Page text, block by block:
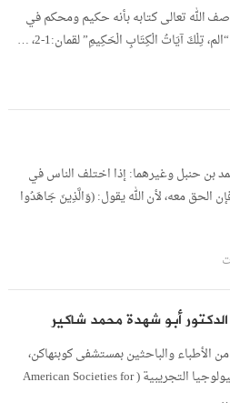
الله تعالى كتابه بأنه حكيم ومحكم في
تِلْكَ آيَاتُ الْكِتَابِ الْحَكِيمِ” لقمان:1-2، …
بن حنبل وغيرهما: إذا اختلف الناس في
الحق معه، لأن الله يقول: (وَالَّذِينَ جَاهَدُوا
أبو شهدة محمد شاكير
الأطباء والباحثين بمستشفى كوبنهاكن،
ونشرتها مجلة الجمعية الأمريكية للبيولوجيا التجريبية ( American Societies for